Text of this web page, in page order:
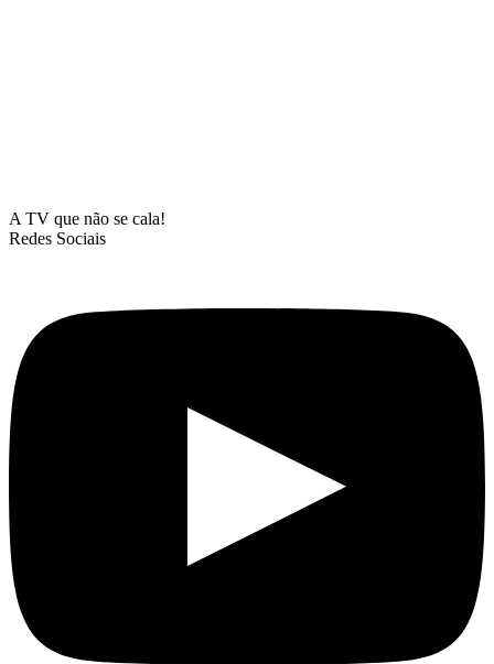
A TV que não se cala!
Redes Sociais